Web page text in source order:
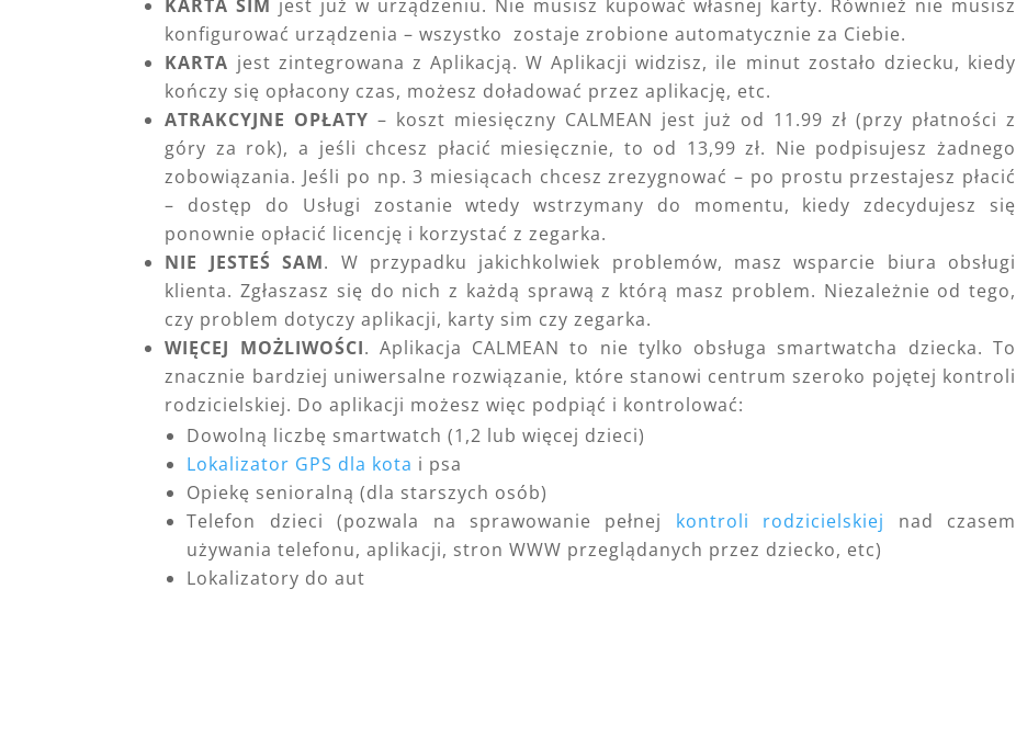
KARTA SIM jest już w urządzeniu. Nie musisz kupować własnej karty. Również nie musisz
konfigurować urządzenia – wszystko zostaje zrobione automatycznie za Ciebie.
KARTA jest zintegrowana z Aplikacją. W Aplikacji widzisz, ile minut zostało dziecku, kiedy
kończy się opłacony czas, możesz doładować przez aplikację, etc.
ATRAKCYJNE OPŁATY – koszt miesięczny CALMEAN jest już od 11.99 zł (przy płatności z
góry za rok), a jeśli chcesz płacić miesięcznie, to od 13,99 zł. Nie podpisujesz żadnego
zobowiązania. Jeśli po np. 3 miesiącach chcesz zrezygnować – po prostu przestajesz płacić
– dostęp do Usługi zostanie wtedy wstrzymany do momentu, kiedy zdecydujesz się
ponownie opłacić licencję i korzystać z zegarka.
NIE JESTEŚ SAM. W przypadku jakichkolwiek problemów, masz wsparcie biura obsługi
klienta. Zgłaszasz się do nich z każdą sprawą z którą masz problem. Niezależnie od tego,
czy problem dotyczy aplikacji, karty sim czy zegarka.
WIĘCEJ MOŻLIWOŚCI. Aplikacja CALMEAN to nie tylko obsługa smartwatcha dziecka. To
znacznie bardziej uniwersalne rozwiązanie, które stanowi centrum szeroko pojętej kontroli
rodzicielskiej. Do aplikacji możesz więc podpiąć i kontrolować:
Dowolną liczbę smartwatch (1,2 lub więcej dzieci)
Lokalizator GPS dla kota i psa
Opiekę senioralną (dla starszych osób)
Telefon dzieci (pozwala na sprawowanie pełnej kontroli rodzicielskiej
nad czasem
używania telefonu, aplikacji, stron WWW przeglądanych przez dziecko, etc)
Lokalizatory do aut